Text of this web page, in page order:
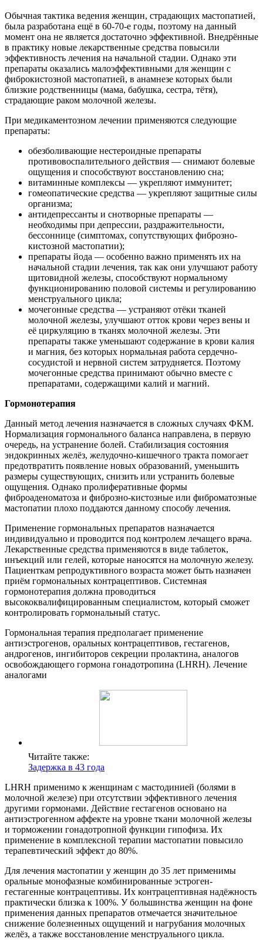
Обычная тактика ведения женщин, страдающих мастопатией,
была разработана ещё в 60-70-е годы, поэтому на данный
момент она не является достаточно эффективной. Внедрённые
в практику новые лекарственные средства повысили
эффективность лечения на начальной стадии. Однако эти
препараты оказались малоэффективными для женщин с
фиброкистозной мастопатией, в анамнезе которых были
близкие родственницы (мама, бабушка, сестра, тётя),
страдающие раком молочной железы.
При медикаментозном лечении применяются следующие
препараты:
обезболивающие нестероидные препараты
противовоспалительного действия — снимают болевые
ощущения и способствуют восстановлению сна;
витаминные комплексы — укрепляют иммунитет;
гомеопатические средства — укрепляют защитные силы
организма;
антидепрессанты и снотворные препараты —
необходимы при депрессии, раздражительности,
бессоннице (симптомах, сопутствующих фиброзно-
кистозной мастопатии);
препараты йода — особенно важно применять их на
начальной стадии лечения, так как они улучшают работу
щитовидной железы, способствуют нормальному
функционированию половой системы и регулированию
менструального цикла;
мочегонные средства — устраняют отёки тканей
молочной железы, улучшают отток крови через вены и
её циркуляцию в тканях молочной железы. Эти
препараты также уменьшают содержание в крови калия
и магния, без которых нормальная работа сердечно-
сосудистой и нервной систем затрудняется. Поэтому
мочегонные средства принимают обычно вместе с
препаратами, содержащими калий и магний.
Гормонотерапия
Данный метод лечения назначается в сложных случаях ФКМ.
Нормализация гормонального баланса направлена, в первую
очередь, на устранение болей. Стабилизация состояния
эндокринных желёз, желудочно-кишечного тракта помогает
предотвратить появление новых образований, уменьшить
размеры существующих, снизить или устранить болевые
ощущения. Однако пролиферативные формы
фиброаденоматоза и фиброзно-кистозные или фиброматозные
мастопатии плохо поддаются данному способу лечения.
Применение гормональных препаратов назначается
индивидуально и проводится под контролем лечащего врача.
Лекарственные средства применяются в виде таблеток,
инъекций или гелей, которые наносятся на молочную железу.
Пациенткам репродуктивного возраста может быть назначен
приём гормональных контрацептивов. Системная
гормонотерапия должна проводиться
высококвалифицированным специалистом, который сможет
контролировать гормональный статус.
Гормональная терапия предполагает применение
антиэстрогенов, оральных контрацептивов, гестагенов,
андрогенов, ингибиторов секреции пролактина, аналогов
освобождающего гормона гонадотропина (LHRH). Лечение
аналогами
Читайте также:
Задержка в 43 года
LHRH применимо к женщинам с мастодинией (болями в
молочной железе) при отсутствии эффективного лечения
другими гормонами. Действие гестагенов основано на
антиэстрогенном аффекте на уровне ткани молочной железы
и торможении гонадотропной функции гипофиза. Их
применение в комплексной терапии мастопатии повысило
терапевтический эффект до 80%.
Для лечения мастопатии у женщин до 35 лет применимы
оральные монофазные комбинированные эстроген-
гестагенные контрацептивы. Их контрацептивная надёжность
практически близка к 100%. У большинства женщин на фоне
применения данных препаратов отмечается значительное
снижение болезненных ощущений и нагрубания молочных
желёз, а также восстановление менструального цикла.